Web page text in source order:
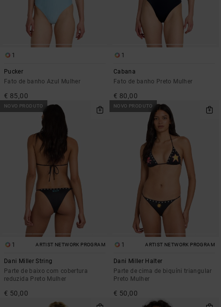
1
Pucker
Fato de banho Azul Mulher
€ 85,00
1
Cabana
Fato de banho Preto Mulher
€ 80,00
NOVO PRODUTO
1 ARTIST NETWORK PROGRAM
Dani Miller String
Parte de baixo com cobertura
reduzida Preto Mulher
€ 50,00
NOVO PRODUTO
1 ARTIST NETWORK PROGRAM
Dani Miller Halter
Parte de cima de biquíni triangular
Preto Mulher
€ 50,00